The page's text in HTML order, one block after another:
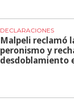
DECLARACIONES
Malpeli reclamó
peronismo y
desdoblamiento